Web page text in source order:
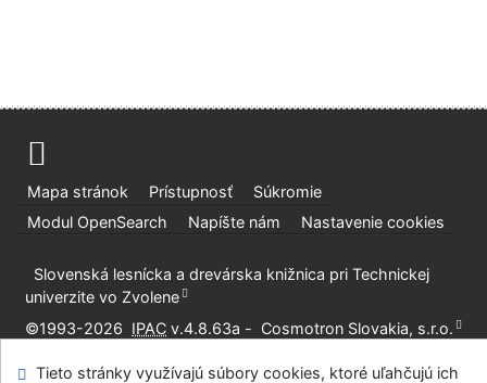
Mapa stránok Prístupnosť
Súkromie
Modul OpenSearch
Napíšte nám Nastavenie cookies
Slovenská lesnícka a drevárska knižnica pri Technickej
univerzite vo Zvolene
©1993-2026 IPAC v.4.8.63a - Cosmotron Slovakia, s.r.o.
Tieto stránky využívajú súbory cookies, ktoré uľahčujú ich